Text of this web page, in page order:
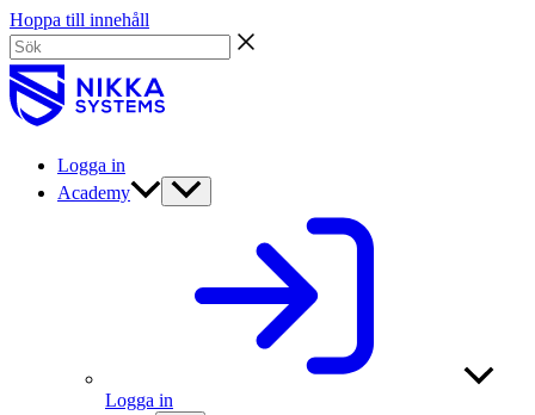
Hoppa till innehåll
Logga in
Academy
Logga in